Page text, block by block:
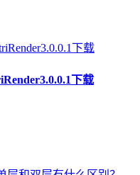
下载